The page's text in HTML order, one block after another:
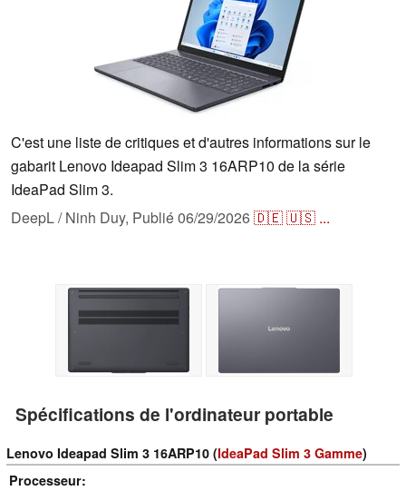
C'est une liste de critiques et d'autres informations sur le
gabarit Lenovo Ideapad Slim 3 16ARP10 de la série
IdeaPad Slim 3.
DeepL / Ninh Duy, Publié06/29/2026🇩🇪🇺🇸 ...
Spécifications de l'ordinateur portable
Lenovo Ideapad Slim 3 16ARP10 (IdeaPad Slim 3 Gamme)
Processeur